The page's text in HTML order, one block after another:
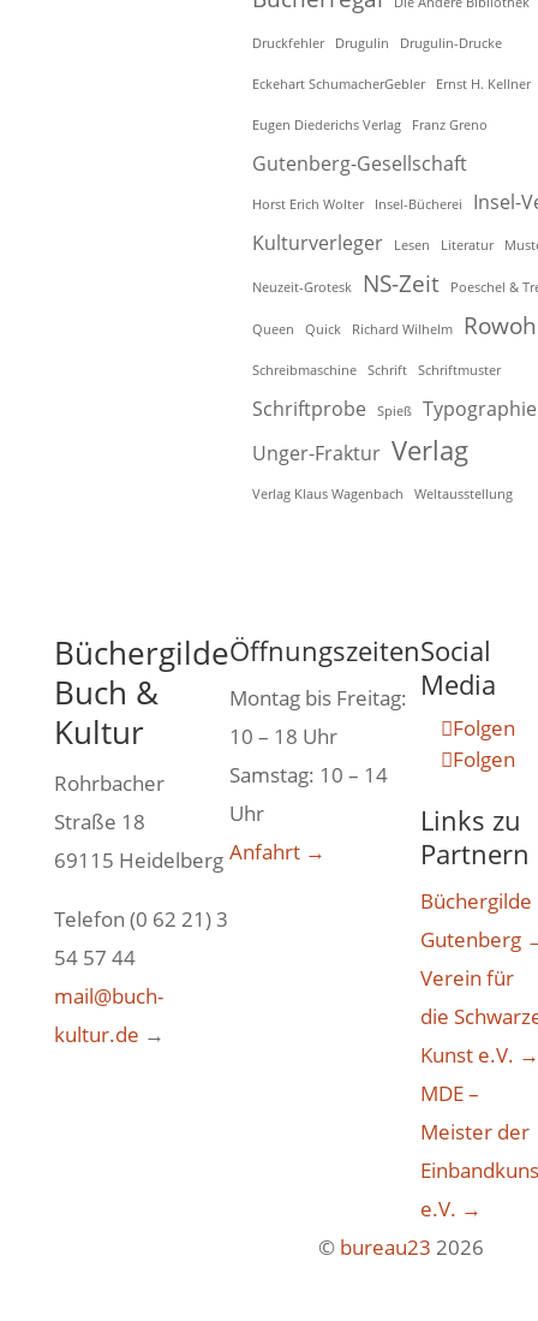
Druckfehler Drugulin Drugulin-Drucke
Eckehart SchumacherGebler Ernst H. Kellner
Eugen Diederichs Verlag Franz Greno
Gutenberg-Gesellschaft
Horst Erich Wolter Insel-Bücherei
Insel-
Kulturverleger
Lesen Literatur
Neuzeit-Grotesk NS-Zeit Poeschel &
Queen Quick Richard Wilhelm
Schreibmaschine Schrift Schriftmuster
Schriftprobe Spieß
Typographie
Unger-Fraktur Verlag
Verlag Klaus Wagenbach Weltausstellung
Büchergilde
Buch &
Kultur
Rohrbacher
Straße 18
69115 Heidelberg
Telefon (0 62 21) 3
54 57 44
mail@buch-
kultur.de →
Öffnungszeiten
Montag bis Freitag:
10 – 18 Uhr
Samstag: 10 – 14
Uhr
Anfahrt →
Social
Media
Folgen
Folgen
Links zu
Partnern
Büchergilde
Gutenberg
Verein für
die
Kunst e.V. →
MDE –
Meister der
e.V. →
© bureau23 2026